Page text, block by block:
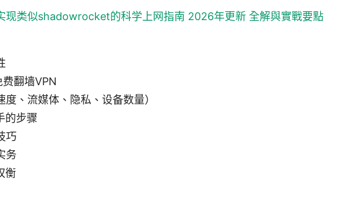
现类似shadowrocket的科学上网指南 2026年更新 全解與實戰要點
费翻墙VPN
、流媒体、隐私、设备数量）
的步骤
巧
务
衡